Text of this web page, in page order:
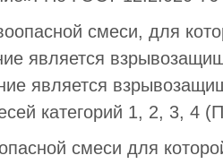
смеси, для
является
является
категорий 1, 2, 3, 4
смеси для